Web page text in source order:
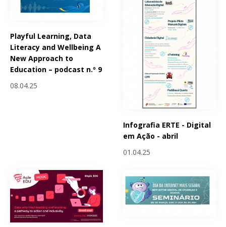
Playful Learning, Data
Literacy and Wellbeing A
New Approach to
Education – podcast n.º 9
08.04.25
Infografia ERTE - Digital
em Ação - abril
01.04.25